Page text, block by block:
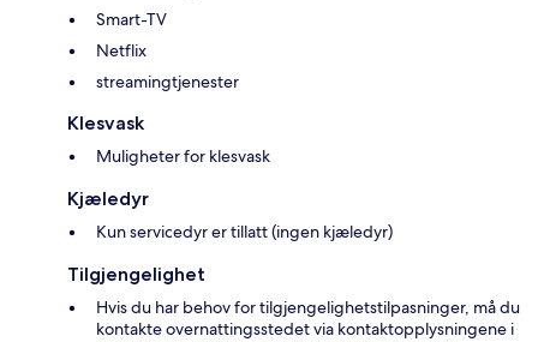
Smart-TV
Netflix
streamingtjenester
Klesvask
Muligheter for klesvask
Kjæledyr
Kun servicedyr er tillatt (ingen kjæledyr)
Tilgjengelighet
Hvis du har behov for tilgjengelighetstilpasninger, må du
kontakte overnattingsstedet via kontaktopplysningene i